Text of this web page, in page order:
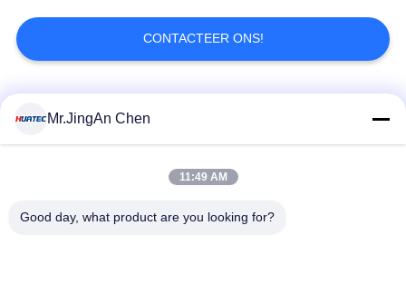
Penetrantonderzoek
19
CONTACTEER ONS!
populaire categorieën
Ultrasoon diktemeter
Mr.JingAn Chen
11:49 AM
Good day, what product are you looking for?